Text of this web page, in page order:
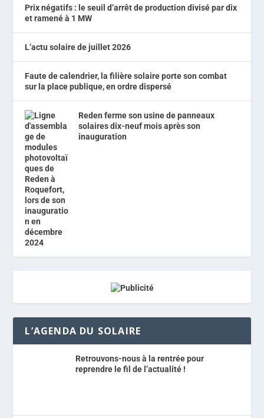
Prix négatifs : le seuil d’arrêt de production divisé par dix
et ramené à 1 MW
L’actu solaire de juillet 2026
Faute de calendrier, la filière solaire porte son combat
sur la place publique, en ordre dispersé
Reden ferme son usine de panneaux
solaires dix-neuf mois après son
inauguration
L’AGENDA DU SOLAIRE
Retrouvons-nous à la rentrée pour
reprendre le fil de l’actualité !